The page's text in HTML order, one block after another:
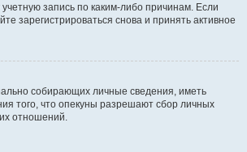
запись по каким-либо причинам. Если
зарегистрироваться снова и принять активное
собирающих личные сведения, иметь
того, что опекуны разрешают сбор личных
отношений.